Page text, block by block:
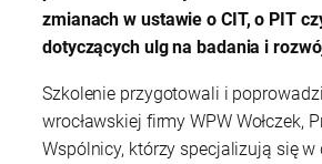
zmianach w ustawie o CIT, o PIT
dotyczących ulg na badania i
Szkolenie przygotowali i
wrocławskiej firmy WPW Wołczek,
Wspólnicy, którzy specjalizują się w